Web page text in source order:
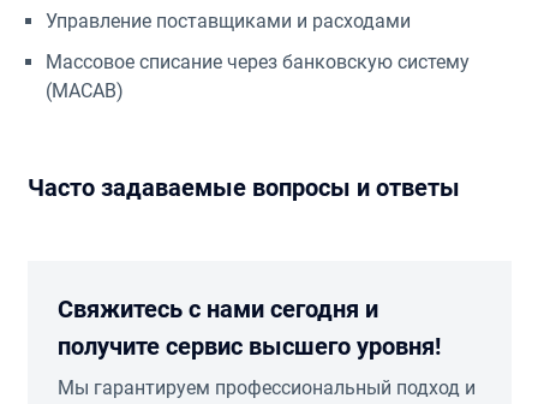
Управление поставщиками и расходами
Массовое списание через банковскую систему
(МАСАВ)
Часто задаваемые вопросы и ответы
Свяжитесь с нами сегодня и
получите сервис высшего уровня!
Мы гарантируем профессиональный подход и